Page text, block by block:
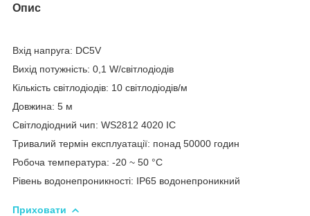
Опис
Вхід напруга: DC5V
Вихід потужність: 0,1 W/світлодіодів
Кількість світлодіодів: 10 світлодіодів/м
Довжина: 5 м
Світлодіодний чип: WS2812 4020 IC
Тривалий термін експлуатації: понад 50000 годин
Робоча температура: -20 ~ 50 °C
Рівень водонепроникності: IP65 водонепроникний
Приховати